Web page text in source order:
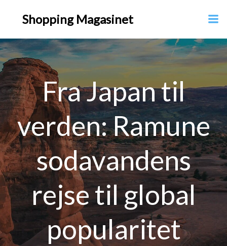
til
Shopping Magasinet
Fra Japan til
verden: Ramune
sodavandens
rejse til global
popularitet